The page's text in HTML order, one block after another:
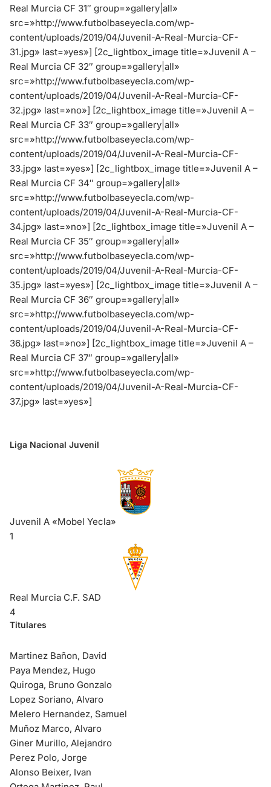
Real Murcia CF 31″ group=»gallery|all»
src=»http://www.futbolbaseyecla.com/wp-
content/uploads/2019/04/Juvenil-A-Real-Murcia-CF-
31.jpg» last=»yes»] [2c_lightbox_image title=»Juvenil A –
Real Murcia CF 32″ group=»gallery|all»
src=»http://www.futbolbaseyecla.com/wp-
content/uploads/2019/04/Juvenil-A-Real-Murcia-CF-
32.jpg» last=»no»] [2c_lightbox_image title=»Juvenil A –
Real Murcia CF 33″ group=»gallery|all»
src=»http://www.futbolbaseyecla.com/wp-
content/uploads/2019/04/Juvenil-A-Real-Murcia-CF-
33.jpg» last=»yes»] [2c_lightbox_image title=»Juvenil A –
Real Murcia CF 34″ group=»gallery|all»
src=»http://www.futbolbaseyecla.com/wp-
content/uploads/2019/04/Juvenil-A-Real-Murcia-CF-
34.jpg» last=»no»] [2c_lightbox_image title=»Juvenil A –
Real Murcia CF 35″ group=»gallery|all»
src=»http://www.futbolbaseyecla.com/wp-
content/uploads/2019/04/Juvenil-A-Real-Murcia-CF-
35.jpg» last=»yes»] [2c_lightbox_image title=»Juvenil A –
Real Murcia CF 36″ group=»gallery|all»
src=»http://www.futbolbaseyecla.com/wp-
content/uploads/2019/04/Juvenil-A-Real-Murcia-CF-
36.jpg» last=»no»] [2c_lightbox_image title=»Juvenil A –
Real Murcia CF 37″ group=»gallery|all»
src=»http://www.futbolbaseyecla.com/wp-
content/uploads/2019/04/Juvenil-A-Real-Murcia-CF-
37.jpg» last=»yes»]
Liga Nacional Juvenil
Juvenil A «Mobel Yecla»
1
Real Murcia C.F. SAD
4
Titulares
Martinez Bañon, David
Paya Mendez, Hugo
Quiroga, Bruno Gonzalo
Lopez Soriano, Alvaro
Melero Hernandez, Samuel
Muñoz Marco, Alvaro
Giner Murillo, Alejandro
Perez Polo, Jorge
Alonso Beixer, Ivan